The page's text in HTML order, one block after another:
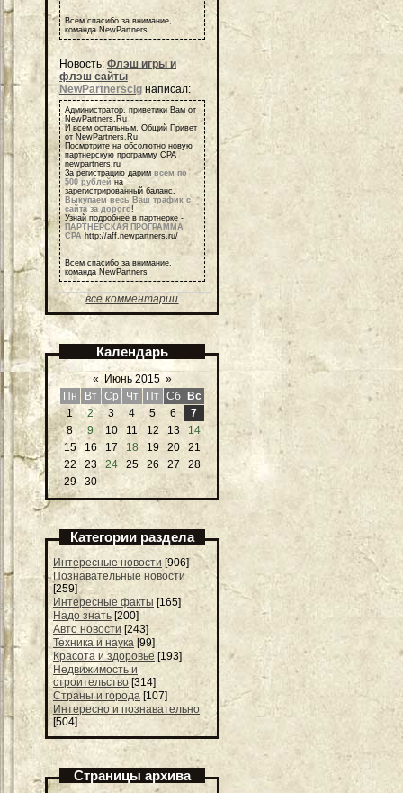
Всем спасибо за внимание,
команда NewPartners
Новость: Флэш игры и
флэш сайты
NewPartnerscig написал:
Администратор, приветики Вам от
NewPartners.Ru
И всем остальным, Общий Привет
от NewPartners.Ru
Посмотрите на обсолютно новую
партнерскую программу СРА
newpartners.ru
За регистрацию дарим всем по
500 рублей на
зарегистрированный баланс.
Выкупаем весь Ваш трафик с
сайта за дорого!
Узнай подробнее в партнерке -
ПАРТНЕРСКАЯ ПРОГРАММА
СРА http://aff.newpartners.ru/
Всем спасибо за внимание,
команда NewPartners
все комментарии
Календарь
« Июнь 2015 »
Пн
Вт Ср Чт Пт Сб
Вс
1
2 3 4 5 6
7
8
9 10 11 12 13
14
15
16 17 18 19 20
21
22
23 24 25 26 27
28
29
30
Категории раздела
Интересные новости [906]
Познавательные новости
[259]
Интересные факты [165]
Надо знать [200]
Авто новости [243]
Техника и наука [99]
Красота и здоровье [193]
Недвижимость и
строительство [314]
Страны и города [107]
Интересно и познавательно
[504]
Страницы архива